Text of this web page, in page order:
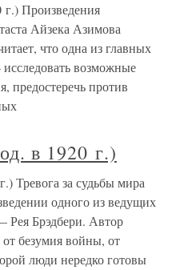
Произведения
Айзека Азимова
что одна из главных
возможные
предостеречь против
в 1920 г.)
Тревога за судьбы мира
одного из ведущих
Брэдбери. Автор
от безумия войны, от
люди нередко готовы